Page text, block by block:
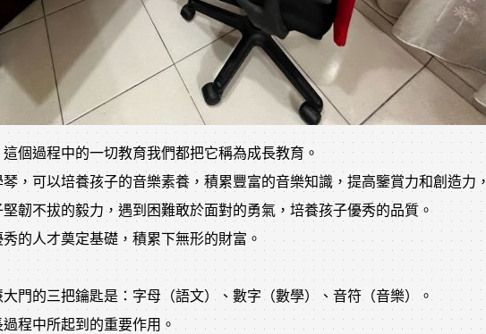
個過程中的一切教育我們都把它稱為成長教育。
，可以培養孩子的音樂素養，積累豐富的音樂知識，提高鑒賞力和創造力，
韌不拔的毅力，遇到困難敢於面對的勇氣，培養孩子優秀的品質。
的人才奠定基礎，積累下無形的財富。
門的三把鑰匙是：字母（語文）、數字（數學）、音符（音樂）。
程中所起到的重要作用。